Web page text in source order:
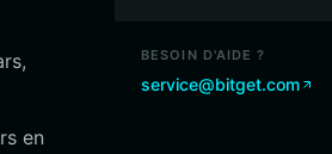
en
BESOIN D'AIDE ?
service@bitget.com